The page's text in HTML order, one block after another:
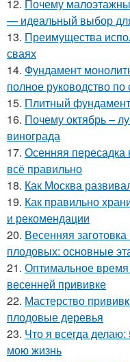
12. Почему
— идеальный выбор
13. Преимущества
сваях
14. Фундамент
полное руководство по
15. Плитный
16. Почему октябрь –
винограда
17. Осенняя пересадка
всё правильно
18. Как Москва
19. Как правильно
и рекомендации
20. Весенняя
плодовых: основные
21. Оптимальное время
весенней прививке
22. Мастерство
плодовые деревья
23. Что я всегда
мою жизнь